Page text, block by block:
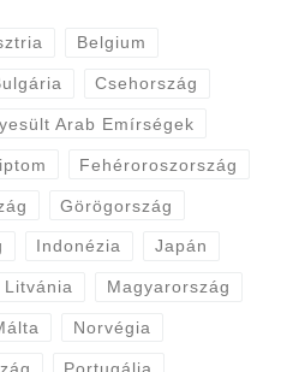
Belgium
Csehország
Arab Emírségek
Fehéroroszország
Görögország
Indonézia Japán
Litvánia Magyarország
Norvégia
Portugália